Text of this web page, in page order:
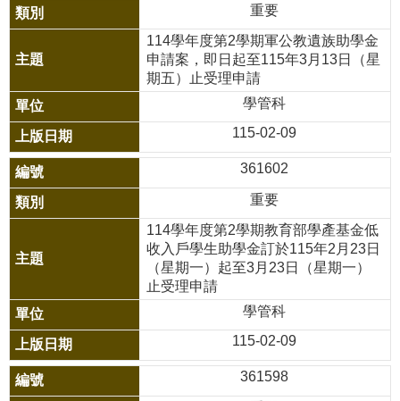
雲
線
上
教
學
成
果
分
平
公
視
兒
少
重要
114學年度第2學期軍公教遺族助學金
申請案，即日起至115年3月13日（星
期五）止受理申請
學管科
115-02-09
361602
重要
114學年度第2學期教育部學產基金低
收入戶學生助學金訂於115年2月23日
（星期一）起至3月23日（星期一）
止受理申請
學管科
115-02-09
361598